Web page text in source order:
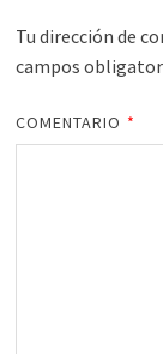
Tu dirección de
campos
COMENTARIO *